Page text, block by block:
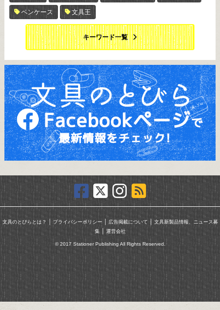
ペンケース 文具王
キーワード一覧
文具のとびらとは？ ｜ プライバシーポリシー｜ 広告掲載について ｜ 文具新製品情報、ニュース募
集｜ 運営会社
© 2017 Stationer Publishing All Rights Reserved.